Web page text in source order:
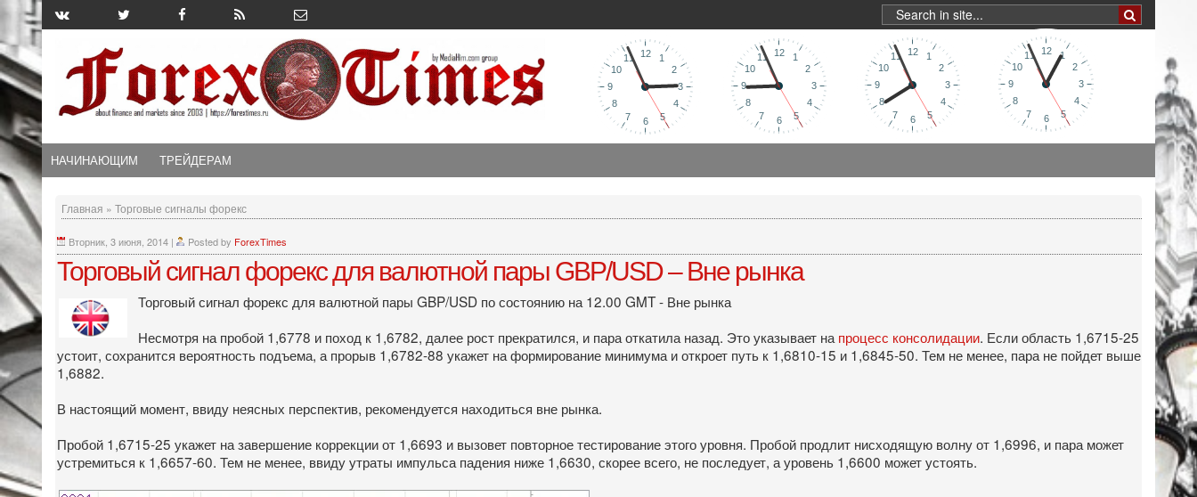
НАЧИНАЮЩИМ ТРЕЙДЕРАМ
Главная » Торговые сигналы форекс
Вторник, 3 июня, 2014 | Posted by ForexTimes
Торговый сигнал форекс для валютной пары GBP/USD – Вне рынка
Торговый сигнал форекс для валютной пары GBP/USD по состоянию на 12.00 GMT - Вне рынка
Несмотря на пробой 1,6778 и поход к 1,6782, далее рост прекратился, и пара откатила назад. Это указывает на процесс консолидации. Если область 1,6715-25
устоит, сохранится вероятность подъема, а прорыв 1,6782-88 укажет на формирование минимума и откроет путь к 1,6810-15 и 1,6845-50. Тем не менее, пара не пойдет выше
1,6882.
В настоящий момент, ввиду неясных перспектив, рекомендуется находиться вне рынка.
Пробой 1,6715-25 укажет на завершение коррекции от 1,6693 и вызовет повторное тестирование этого уровня. Пробой продлит нисходящую волну от 1,6996, и пара может
устремиться к 1,6657-60. Тем не менее, ввиду утраты импульса падения ниже 1,6630, скорее всего, не последует, а уровень 1,6600 может устоять.